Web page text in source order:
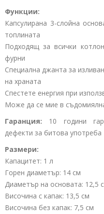
Функции:
Капсулирана 3-слойна
топлината
Подходящ за всички
фурни
Специална джанта за
на храната
Спестете енергия при
Може да се мие в
Гаранция: 10 години
дефекти за битова употреба
Размери:
Капацитет: 1 л
Горен диаметър: 14 см
Диаметър на основата: 12,5
Височина с капак: 13,5 см
Височина без капак: 7,5 см